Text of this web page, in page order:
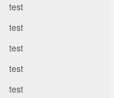
test
test
test
test
test